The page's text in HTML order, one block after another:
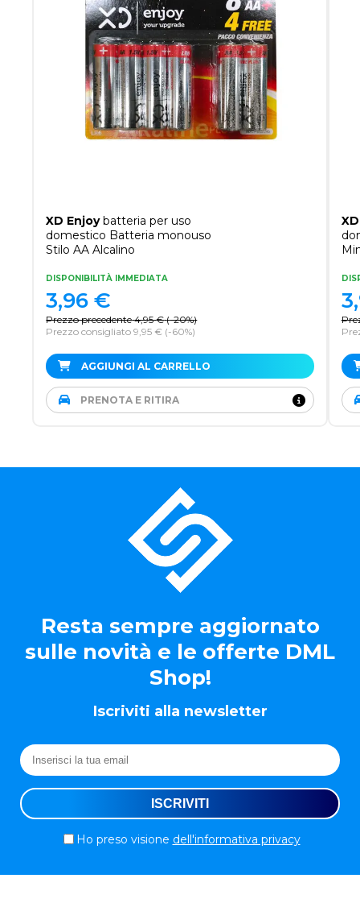
XD Enjoybatteria per uso
domestico Batteria monouso
Stilo AA Alcalino
DISPONIBILITÀ IMMEDIATA
Prezzo precedente 4,95 € (-20%)
Prezzo consigliato 9,95 € (-60%)
3,96 €
AGGIUNGI AL CARRELLO
PRENOTA E RITIRA
Resta sempre aggiornato
sulle novità e le offerte DML
Shop!
Iscriviti alla newsletter
Ho preso visione dell'informativa privacy